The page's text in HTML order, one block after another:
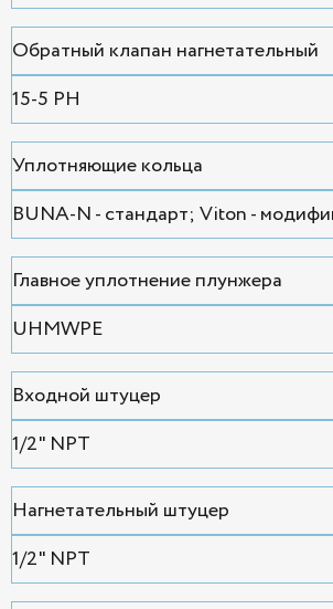
Обратный клапан нагнетательный
15-5 PH
Уплотняющие кольца
BUNA-N - стандарт; Viton -
Главное уплотнение плунжера
UHMWPE
Входной штуцер
1/2" NPT
Нагнетательный штуцер
1/2" NPT